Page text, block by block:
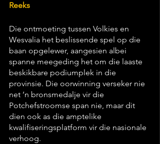
Reeks
Die ontmoeting tussen Volkies en
Wesvalia het beslissende spel op die
baan opgelewer, aangesien albei
spanne meegeding het om die laaste
beskikbare podiumplek in die
provinsie. Die oorwinning verseker nie
net ’n bronsmedalje vir die
Potchefstroomse span nie, maar dit
dien ook as die amptelike
kwalifiseringsplatform vir die nasionale
verhoog.